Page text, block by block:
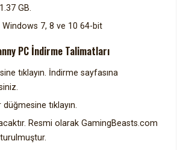
GB.
7, 8 ve 10 64-bit
PC İndirme Talimatları
tıklayın. İndirme sayfasına
tıklayın.
Resmi olarak GamingBeasts.com